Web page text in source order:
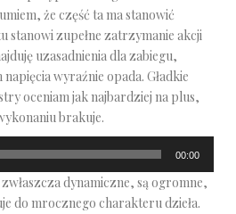
że część ta ma stanowić
stanowi zupełne zatrzymanie akcji
uzasadnienia dla zabiegu,
wyraźnie opada. Gładkie
oceniam jak najbardziej na plus,
brakuje.
00:00
dynamiczne, są ogromne,
do mrocznego charakteru dzieła.